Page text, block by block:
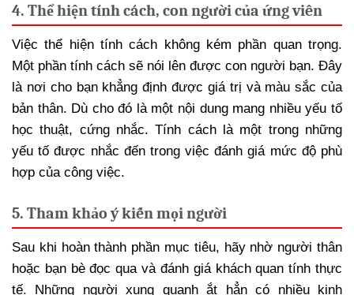
4. Thể hiện tính cách, con người của ứng viên
Việc thể hiện tính cách không kém phần quan trọng.
Một phần tính cách sẽ nói lên được con người bạn. Đây
là nơi cho bạn khẳng định được giá trị và màu sắc của
bản thân. Dù cho đó là một nội dung mang nhiều yếu tố
học thuật, cứng nhắc. Tính cách là một trong những
yếu tố được nhắc đến trong việc đánh giá mức độ phù
hợp của công việc.
5. Tham khảo ý kiến mọi người
Sau khi hoàn thành phần mục tiêu, hãy nhờ người thân
hoặc bạn bè đọc qua và đánh giá khách quan tính thực
tế. Những người xung quanh ắt hẳn có nhiều kinh